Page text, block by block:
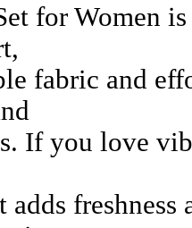
for Women
fabric and
If you love
adds